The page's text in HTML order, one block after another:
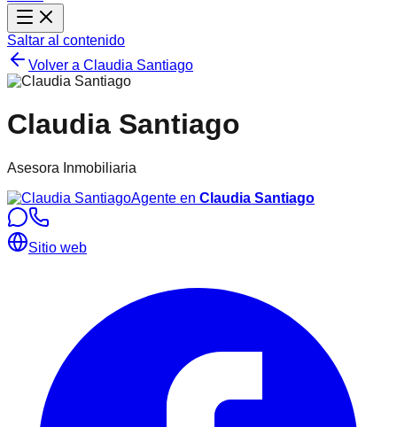
Saltar al contenido
Volver a Claudia Santiago
Claudia Santiago
Asesora Inmobiliaria
Agente en Claudia Santiago
Sitio web